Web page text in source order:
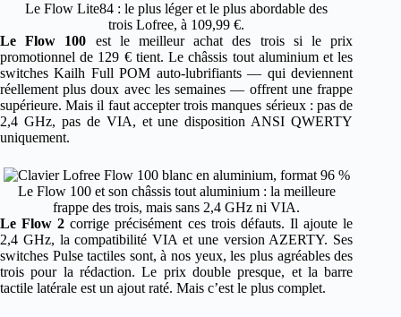
Le Flow Lite84 : le plus léger et le plus abordable des
trois Lofree, à 109,99 €.
Le Flow 100 est le meilleur achat des trois si le prix
promotionnel de 129 € tient. Le châssis tout aluminium et les
switches Kailh Full POM auto-lubrifiants — qui deviennent
réellement plus doux avec les semaines — offrent une frappe
supérieure. Mais il faut accepter trois manques sérieux : pas de
2,4 GHz, pas de VIA, et une disposition ANSI QWERTY
uniquement.
Le Flow 100 et son châssis tout aluminium : la meilleure
frappe des trois, mais sans 2,4 GHz ni VIA.
Le Flow 2 corrige précisément ces trois défauts. Il ajoute le
2,4 GHz, la compatibilité VIA et une version AZERTY. Ses
switches Pulse tactiles sont, à nos yeux, les plus agréables des
trois pour la rédaction. Le prix double presque, et la barre
tactile latérale est un ajout raté. Mais c’est le plus complet.